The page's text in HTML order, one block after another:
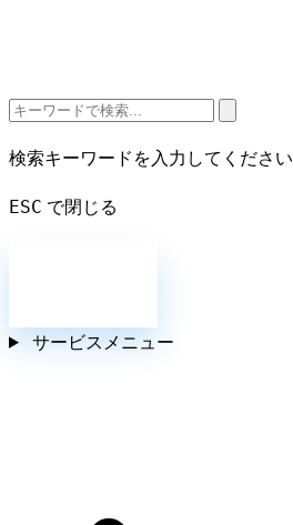
検索キーワードを入力してください
ESC で閉じる
サービスメニュー